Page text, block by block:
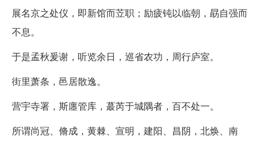
展名京之处仪，即新馆而苙职；励疲钝以临朝，勗自强而
不息。
于是孟秋爰谢，听览余日，巡省农功，周行庐室。
街里萧条，邑居散逸。
营宇寺署，斯廛管库，蕞芮于城隅者，百不处一。
所谓尚冠、脩成，黄棘、宣明，建阳、昌阴，北焕、南